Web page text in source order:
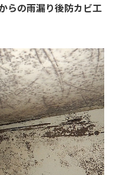
らの雨漏り後防カビ工